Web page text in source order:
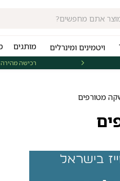
ויטמינים ומינרלים מותגים
רכישה
מטורפים